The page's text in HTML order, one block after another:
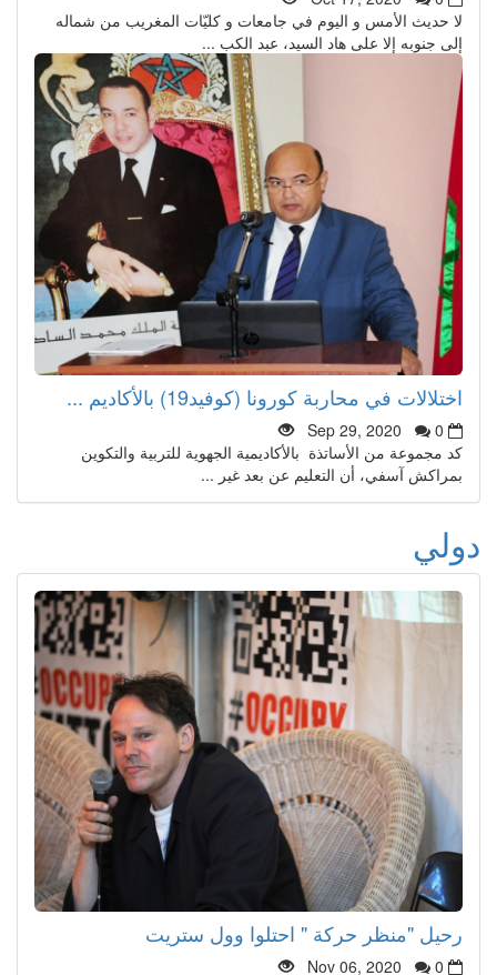
لا حديث الأمس و اليوم في جامعات و كليّات المغريب من شماله
إلى جنوبه إلا على هاد السيد، عبد الكب ...
اختلالات في محاربة كورونا (كوفيد19) بالأكاديم ...
Sep 29, 2020
0
كد مجموعة من الأساتذة بالأكاديمية الجهوية للتربية والتكوين
بمراكش آسفي، أن التعليم عن بعد غير ...
دولي
رحيل "منظر حركة " احتلوا وول ستريت
Nov 06, 2020 0